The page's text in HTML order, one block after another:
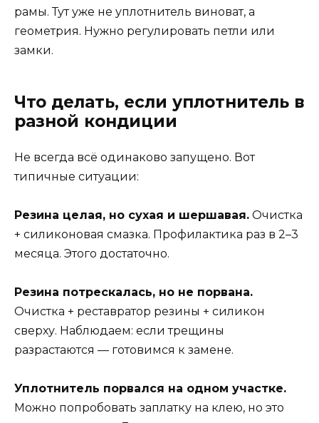
рамы. Тут уже не уплотнитель виноват, а
геометрия. Нужно регулировать петли или
замки.
Что делать, если уплотнитель в
разной кондиции
Не всегда всё одинаково запущено. Вот
типичные ситуации:
Резина целая, но сухая и шершавая. Очистка
+ силиконовая смазка. Профилактика раз в 2–3
месяца. Этого достаточно.
Резина потрескалась, но не порвана.
Очистка + реставратор резины + силикон
сверху. Наблюдаем: если трещины
разрастаются — готовимся к замене.
Уплотнитель порвался на одном участке.
Можно попробовать заплатку на клею, но это